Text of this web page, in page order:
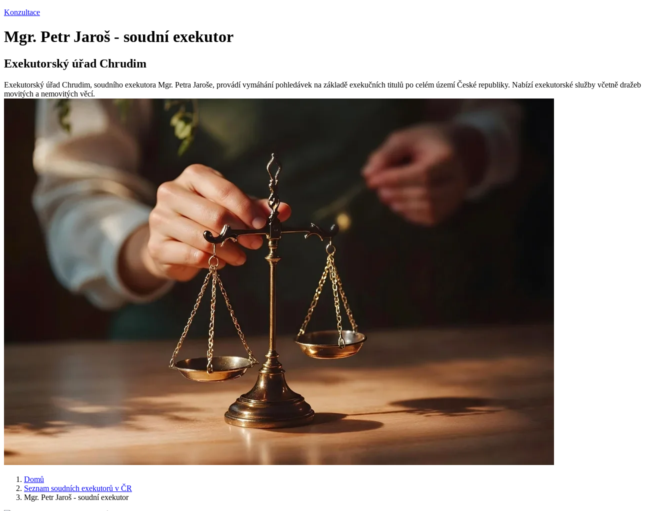
Konzultace
Mgr. Petr Jaroš - soudní exekutor
Exekutorský úřad Chrudim
Exekutorský úřad Chrudim, soudního exekutora Mgr. Petra Jaroše, provádí vymáhání pohledávek na základě exekučních titulů po celém území České republiky. Nabízí exekutorské služby včetně dražeb
movitých a nemovitých věcí.
Domů
Seznam soudních exekutorů v ČR
Mgr. Petr Jaroš - soudní exekutor